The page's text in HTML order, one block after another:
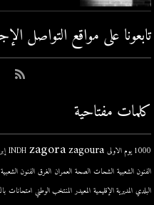
تابعونا على مواقع التواصل
كلمات مفتاحية
1000 يوم الاولى INDH zagora zagoura
الفنون الشعبية الشحات الصحة العمران الغرق الفنون الشعبية
البلدي المديرية الإقليمية المعيدر المنتخب الوطني امتحانات